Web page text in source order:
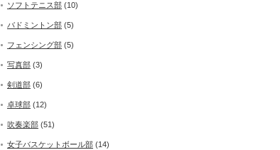
ソフトテニス部 (10)
バドミントン部 (5)
フェンシング部 (5)
写真部 (3)
剣道部 (6)
卓球部 (12)
吹奏楽部 (51)
女子バスケットボール部 (14)